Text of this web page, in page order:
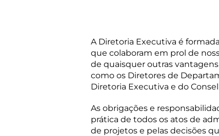
A Diretoria Executiva é
que colaboram em prol de
de quaisquer outras
como os Diretores de
Diretoria Executiva e do
As obrigações e
prática de todos os atos de
de projetos e pelas decisões